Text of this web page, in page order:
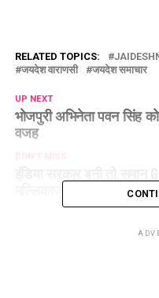
RELATED TOPICS:
जयदेश वाराणसी
जयदेश समाचार
UP NEXT
भोजपुरी अभिनेता पवन सिंह
वजह
DON'T MISS
मल्लिकार्जुन खड़गे